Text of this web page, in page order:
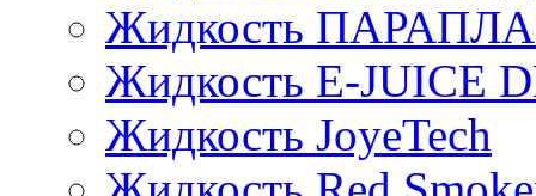
Жидкость
Жидкость E-JUIСE
Жидкость JoyeTech